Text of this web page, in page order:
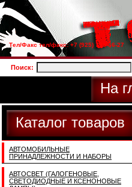
Тел/Факс тел/факс: +7 (925) 733-66-27
Поиск:
На
Каталог товаров
АВТОМОБИЛЬНЫЕ
ПРИНАДЛЕЖНОСТИ И НАБОРЫ
АВТОСВЕТ (ГАЛОГЕНОВЫЕ,
СВЕТОДИОДНЫЕ И КСЕНОНОВЫЕ